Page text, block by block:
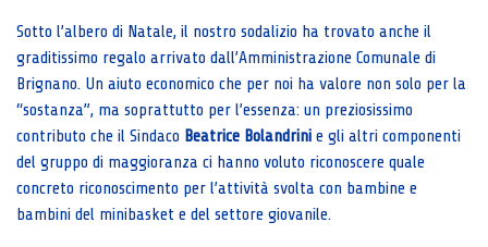
Sotto l’albero di Natale, il nostro sodalizio ha trovato anche il
graditissimo regalo arrivato dall’Amministrazione Comunale di
Brignano. Un aiuto economico che per noi ha valore non solo per la
“sostanza”, ma soprattutto per l’essenza: un preziosissimo
contributo che il Sindaco Beatrice Bolandrini e gli altri componenti
del gruppo di maggioranza ci hanno voluto riconoscere quale
concreto riconoscimento per l’attività svolta con bambine e
bambini del minibasket e del settore giovanile.